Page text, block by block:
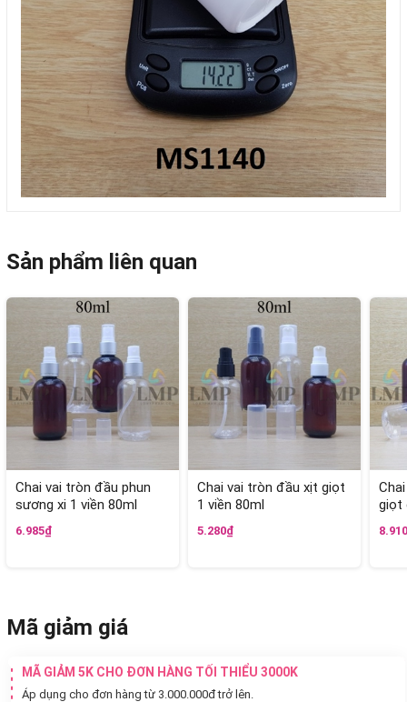
Sản phẩm liên quan
Chai vai tròn đầu phun
sương xi 1 viền 80ml
6.985₫
Chai vai tròn đầu xịt giọt
1 viền 80ml
5.280₫
giọt
Mã giảm giá
MÃ GIẢM 5K CHO ĐƠN HÀNG TỐI THIỂU 3000K
Áp dụng cho đơn hàng từ 3.000.000đ trở lên.